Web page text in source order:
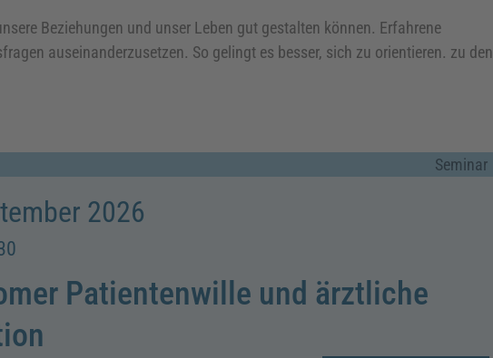
Beziehungen und unser Leben gut gestalten können. Erfahrene
auseinanderzusetzen. So gelingt es besser, sich zu orientieren. zu den
Seminar
2026
Patientenwille und ärztliche